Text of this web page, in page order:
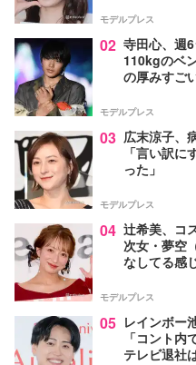
モデルプレス
02 寺田心、週
110kgのベ
の厚みすご
モデルプレス
03 広末涼子、
「言い訳
った」
モデルプレス
04 辻希美、コ
次女・夢空
なしてる感
モデルプレス
05 レインボー
「コント
テレビ退社